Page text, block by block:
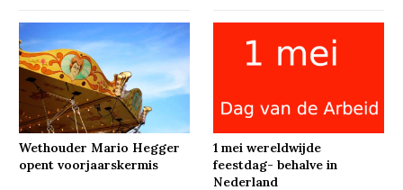
Wethouder Mario Hegger
opent voorjaarskermis
1 mei wereldwijde
feestdag- behalve in
Nederland